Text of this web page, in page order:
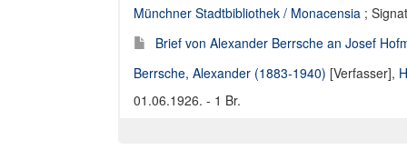
Münchner Stadtbibliothek / Monacensia ;
Brief von Alexander Berrsche an Josef
Berrsche, Alexander (1883-1940) [Verfasser],
01.06.1926. - 1 Br.